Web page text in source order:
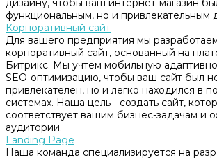
дизайну, чтобы ваш интернет-магазин
функциональным, но и привлекательным
Корпоративный сайт
Для вашего предприятия мы
корпоративный сайт, основанный на
Битрикс. Мы учтем мобильную
SEO-оптимизацию, чтобы ваш сайт был
привлекателен, но и легко находился в
системах. Наша цель - создать сайт,
соответствует вашим бизнес-задачам и
аудитории.
Landing Page
Наша команда специализируется на